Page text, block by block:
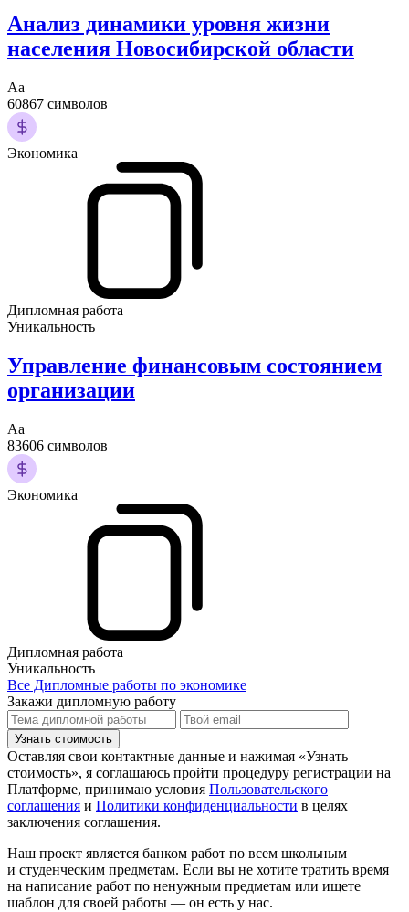
Анализ динамики уровня жизни
населения Новосибирской области
Аа
60867 символов
Экономика
Дипломная работа
Уникальность
Управление финансовым состоянием
организации
Аа
83606 символов
Экономика
Дипломная работа
Уникальность
Все Дипломные работы по экономике
Закажи дипломную работу
Узнать стоимость
Оставляя свои контактные данные и нажимая «Узнать
стоимость», я соглашаюсь пройти процедуру регистрации на
Платформе, принимаю условия Пользовательского
соглашения и Политики конфиденциальности в целях
заключения соглашения.
Наш проект является банком работ по всем школьным
и студенческим предметам. Если вы не хотите тратить время
на написание работ по ненужным предметам или ищете
шаблон для своей работы — он есть у нас.